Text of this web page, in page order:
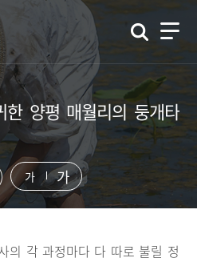
한 양평 매월리의 둥개타
가 가
의 각 과정마다 다 따로 불릴 정